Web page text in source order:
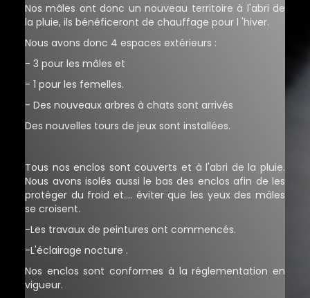
Nos mâles ont donc un nouveau territoire à l'abri de
la pluie, ils bénéficeront de chauffage pour l 'hiver.
Nous avons donc 4 espaces extérieurs :
- 3 pour les mâles et
- 1 pour les femelles.
- Des nouveaux arbres à chats sont arrivés
Des nouvelles tours de jeux sont installées.
Tous nos enclos sont couverts et à l'abri de la pluie.
Nous avons isolés aussi le bas des enclos afin de les
protéger du froid et.... éviter que les yeux des mâles
se croisent.
-Les travaux de peintures ont commencés.
-L'éclairage nocture .
Nos enclos sont conformes à la réglementation en
vigueur.